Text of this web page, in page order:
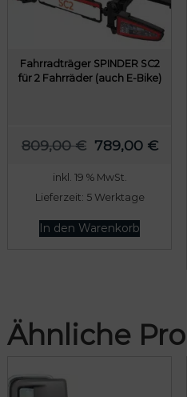
Fahrradträger SPINDER SC2
für 2 Fahrräder (auch E-Bike)
809,00€ U
s
p
r
i
789,00 €A
P
inkl. 19 % MwSt.
Lieferzeit: 5 Werktage
In den Warenkorb
Ähnliche